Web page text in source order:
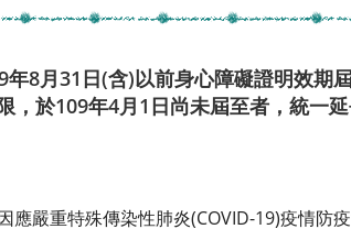
年8月31日(含)以前身心障礙證明效期
，於109年4月1日尚未屆至者，統一
應嚴重特殊傳染性肺炎(COVID-19)疫情防